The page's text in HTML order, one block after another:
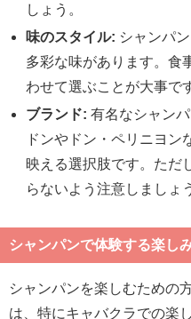
しょう。
味のスタイル: シャンパ
多彩な味があります。食
わせて選ぶことが大事で
ブランド: 有名なシャン
ドンやドン・ペリニヨン
映える選択肢です。ただ
らないよう注意しましょ
シャンパンで体験する楽し
シャンパンを楽しむための
は、特にキャバクラでの楽